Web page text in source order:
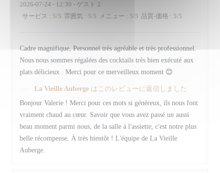
2026-07-24 - 12:30 - ゲスト 2
サービス : 5/5 雰囲気 : 5/5 メニュー : 5/5 品質-価格 : 5/5
Cadre magnifique, Personnel très agréable et très professionnel.
Nous nous sommes régalées des cocktails très bien exécuté aux
plats délicieux . Merci pour ce merveilleux moment 😊
La Vieille Auberge はこのレビューに返信しました
Bonjour Valerie ! Merci pour ces mots si généreux, ils nous font
vraiment chaud au cœur. Savoir que vous avez passé un aussi
beau moment parmi nous, de la salle à l'assiette, c'est notre plus
belle récompense. À très bientôt ! L'équipe de La Vieille
Auberge.